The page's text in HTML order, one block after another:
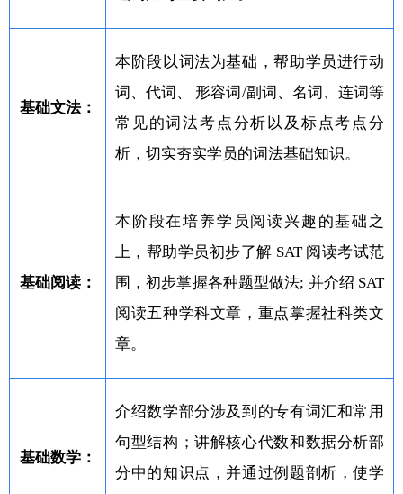
基础文法：
本阶段以词法为基础，帮助学员进行动
词、代词、 形容词/副词、名词、连词等
常见的词法考点分析以及标点考点分
析，切实夯实学员的词法基础知识。
基础阅读：
本阶段在培养学员阅读兴趣的基础之
上，帮助学员初步了解 SAT 阅读考试范
围，初步掌握各种题型做法; 并介绍 SAT
阅读五种学科文章，重点掌握社科类文
章。
基础数学：
介绍数学部分涉及到的专有词汇和常用
句型结构；讲解核心代数和数据分析部
分中的知识点，并通过例题剖析，使学